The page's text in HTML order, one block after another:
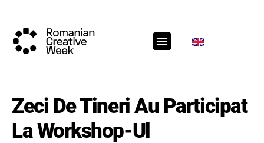
Zeci De Tineri Au Participat
La Workshop-Ul